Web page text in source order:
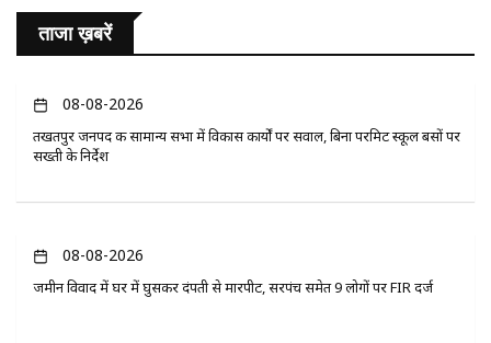
ताजा ख़बरें
08-08-2026
तखतपुर जनपद की सामान्य सभा में विकास कार्यों पर सवाल, बिना परमिट स्कूल बसों पर
सख्ती के निर्देश
08-08-2026
जमीन विवाद में घर में घुसकर दंपती से मारपीट, सरपंच समेत 9 लोगों पर FIR दर्ज